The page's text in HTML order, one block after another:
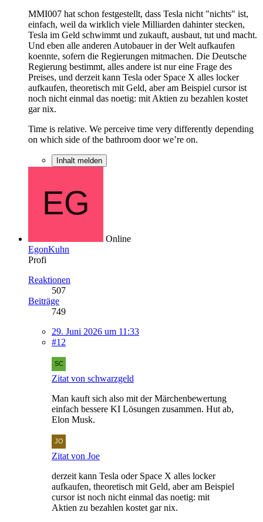
MMI007 hat schon festgestellt, dass Tesla nicht "nichts" ist,
einfach, weil da wirklich viele Milliarden dahinter stecken,
Tesla im Geld schwimmt und zukauft, ausbaut, tut und macht.
Und eben alle anderen Autobauer in der Welt aufkaufen
koennte, sofern die Regierungen mitmachen. Die Deutsche
Regierung bestimmt, alles andere ist nur eine Frage des
Preises, und derzeit kann Tesla oder Space X alles locker
aufkaufen, theoretisch mit Geld, aber am Beispiel cursor ist
noch nicht einmal das noetig: mit Aktien zu bezahlen kostet
gar nix.
Time is relative. We perceive time very differently depending
on which side of the bathroom door we’re on.
Inhalt melden
Online
EgonKuhn
Profi
Reaktionen
507
Beiträge
749
29. Juni 2026 um 11:33
#12
Zitat von schwarzgeld
Man kauft sich also mit der Märchenbewertung
einfach bessere KI Lösungen zusammen. Hut ab,
Elon Musk.
Zitat von Joe
derzeit kann Tesla oder Space X alles locker
aufkaufen, theoretisch mit Geld, aber am Beispiel
cursor ist noch nicht einmal das noetig: mit
Aktien zu bezahlen kostet gar nix.